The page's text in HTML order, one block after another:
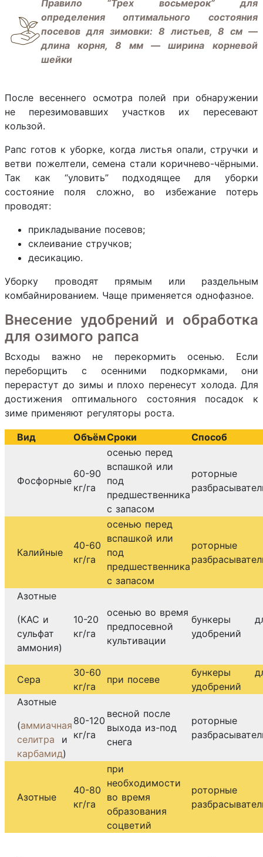
Правило “Трех восьмерок” для
определения оптимального состояния
посевов для зимовки: 8 листьев, 8 см —
длина корня, 8 мм — ширина корневой
шейки
После весеннего осмотра полей при обнаружении
не перезимовавших участков их пересевают
кользой.
Рапс готов к уборке, когда листья опали, стручки и
ветви пожелтели, семена стали коричнево-чёрными.
Так как “уловить” подходящее для уборки
состояние поля сложно, во избежание потерь
проводят:
прикладывание посевов;
склеивание стручков;
десикацию.
Уборку проводят прямым или раздельным
комбайнированием. Чаще применяется однофазное.
Внесение удобрений и обработка
для озимого рапса
Всходы важно не перекормить осенью. Если
переборщить с осенними подкормками, они
перерастут до зимы и плохо перенесут холода. Для
достижения оптимального состояния посадок к
зиме применяют регуляторы роста.
Вид ОбъёмСроки Способ
Фосфорные
60-90
кг/га
осенью перед
вспашкой или
под
предшественника
с запасом
роторные
Калийные
40-60
кг/га
осенью перед
вспашкой или
под
предшественника
с запасом
роторные
Азотные
(КАС и
сульфат
аммония)
10-20
кг/га
осенью во время
предпосевной
культивации
бункеры
удобрений
Сера
30-60
кг/га
при посеве
бункеры
удобрений
Азотные
(аммиачная
селитра и
карбамид)
80-120
кг/га
весной после
выхода из-под
снега
роторные
Азотные
40-80
кг/га
при
необходимости
во время
образования
соцветий
роторные